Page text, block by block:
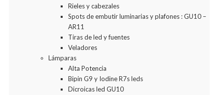
Rieles y cabezales
Spots de embutir luminarias y plafones : GU10 –
AR11
Tiras de led y fuentes
Veladores
Lámparas
Alta Potencia
Bipin G9 y Iodine R7s leds
Dicroicas led GU10